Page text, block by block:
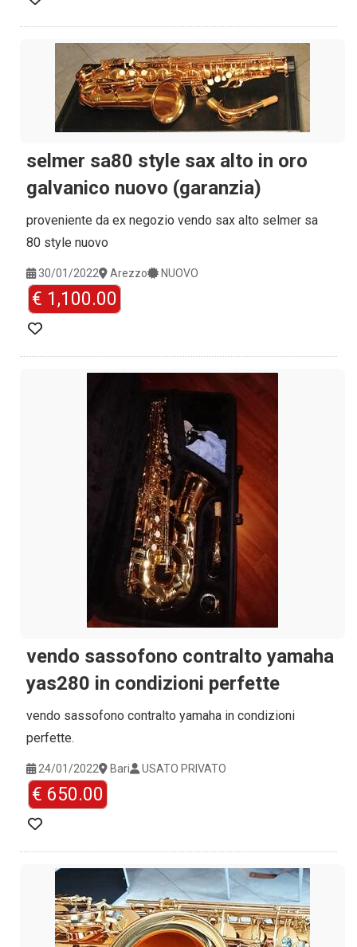
selmer sa80 style sax alto in oro
galvanico nuovo (garanzia)
proveniente da ex negozio vendo sax alto selmer sa
80 style nuovo
30/01/2022 Arezzo NUOVO
€ 1,100.00
vendo sassofono contralto yamaha
yas280 in condizioni perfette
vendo sassofono contralto yamaha in condizioni
perfette.
24/01/2022 Bari USATO PRIVATO
€ 650.00